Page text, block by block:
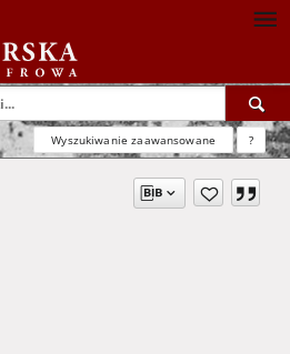
Wyszukiwanie zaawansowane ?